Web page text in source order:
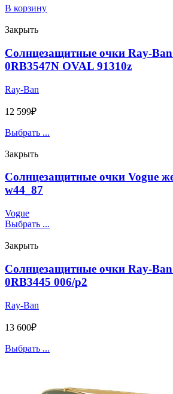
В корзину
Закрыть
Солнцезащитные очки Ray-Ban
0RB3547N OVAL 91310z
Ray-Ban
12 599₽
Выбрать ...
Закрыть
Солнцезащитные очки Vogue
w44_87
Vogue
Выбрать ...
Закрыть
Солнцезащитные очки Ray-
0RB3445 006/p2
Ray-Ban
13 600₽
Выбрать ...